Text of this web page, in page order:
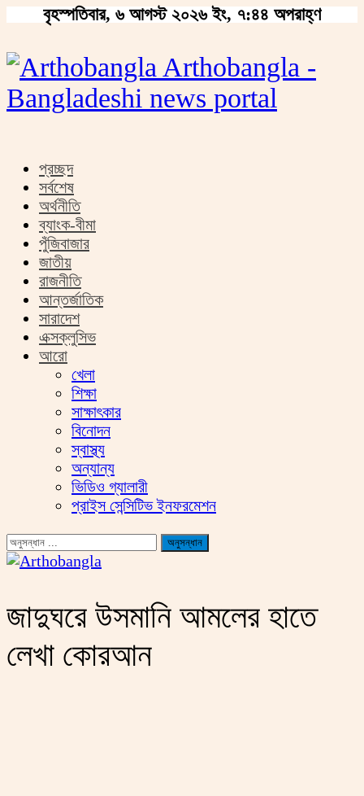
বৃহস্পতিবার, ৬ আগস্ট ২০২৬ ইং, ৭:৪৪ অপরাহ্ণ
Arthobangla -
Bangladeshi news portal
প্রচ্ছদ
সর্বশেষ
অর্থনীতি
ব্যাংক-বীমা
পুঁজিবাজার
জাতীয়
রাজনীতি
আন্তর্জাতিক
সারাদেশ
এক্সক্লুসিভ
আরো
খেলা
শিক্ষা
সাক্ষাৎকার
বিনোদন
স্বাস্থ্য
অন্যান্য
ভিডিও গ্যালারী
প্রাইস সেন্সিটিভ ইনফরমেশন
জাদুঘরে উসমানি আমলের হাতে
লেখা কোরআন